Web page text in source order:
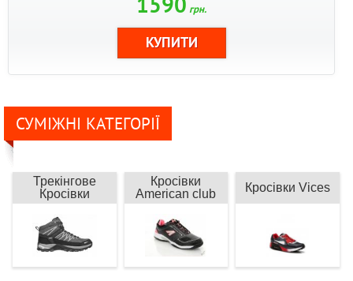
грн.
СУМІЖНІ КАТЕГОРІЇ
Трекінгове
Кросівки
Кросівки
American club
Кросівки Vices